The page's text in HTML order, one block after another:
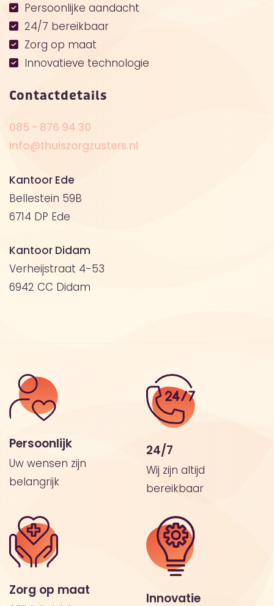
Persoonlijke aandacht
24/7 bereikbaar
Zorg op maat
Innovatieve technologie
Contactdetails
085 - 876 94 30
info@thuiszorgzusters.nl
Kantoor Ede
Bellestein 59B
6714 DP Ede
Kantoor Didam
Verheijstraat 4-53
6942 CC Didam
Persoonlijk
Uw wensen zijn
belangrijk
24/7
Wij zijn altijd
bereikbaar
Zorg op maat
Innovatie